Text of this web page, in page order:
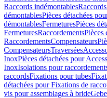
Raccords indémontables
démontablesPièces détachées
démontablesFermeturesPièces
FermeturesRaccordementsPièces
RaccordementsCompensateurs
CompensateursTraversées
InoxPièces détachées pour
InoxIsolations pour
raccordsFixations pour tubes
détachées pour Fixations de
vis pour assemblages à bride